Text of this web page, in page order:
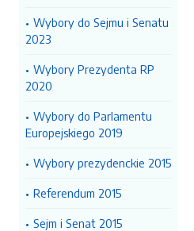
Wybory do Sejmu i Senatu
2023
Wybory Prezydenta RP
2020
Wybory do Parlamentu
Europejskiego 2019
Wybory prezydenckie 2015
Referendum 2015
Sejm i Senat 2015